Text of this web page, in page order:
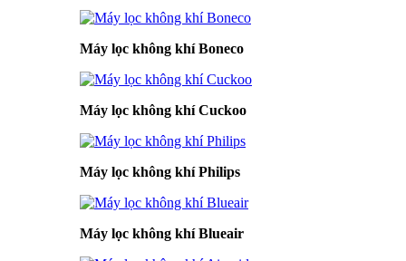
Máy lọc không khí Boneco
Máy lọc không khí Cuckoo
Máy lọc không khí Philips
Máy lọc không khí Blueair